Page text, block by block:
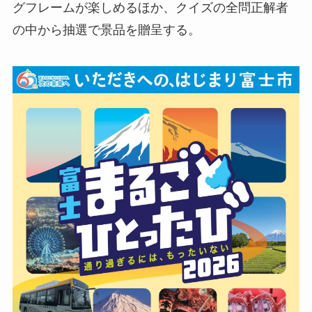
グフレームが楽しめるほか、クイズの全問正解者
の中から抽選で景品を贈呈する。